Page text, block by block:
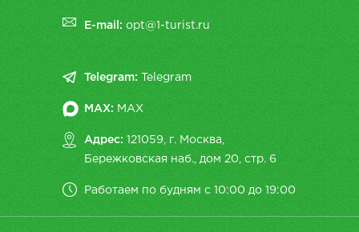
E-mail:opt@1-turist.ru
Telegram: Telegram
MAX: MAX
Адрес: 121059, г. Москва,
Бережковская наб., дом 20, cтр. 6
Работаем по будням с 10:00 до 19:00